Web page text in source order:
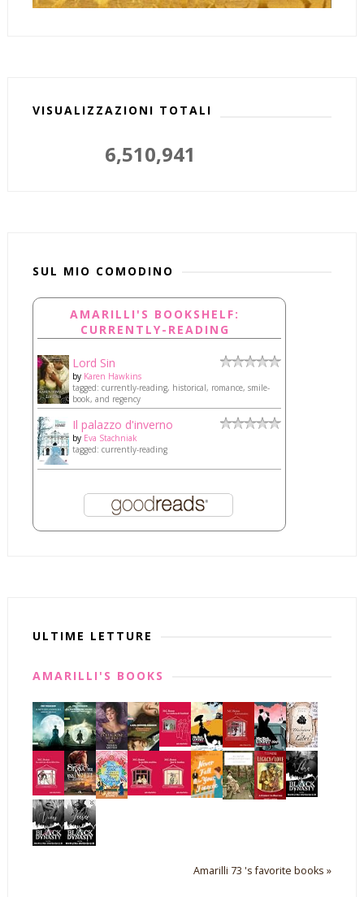
VISUALIZZAZIONI TOTALI
6,510,941
SUL MIO COMODINO
AMARILLI'S BOOKSHELF:
CURRENTLY-READING
Lord Sin
by Karen Hawkins
tagged: currently-reading, historical, romance, smile-
book, and regency
Il palazzo d'inverno
by Eva Stachniak
tagged: currently-reading
ULTIME LETTURE
AMARILLI'S BOOKS
Amarilli 73 's favorite books »